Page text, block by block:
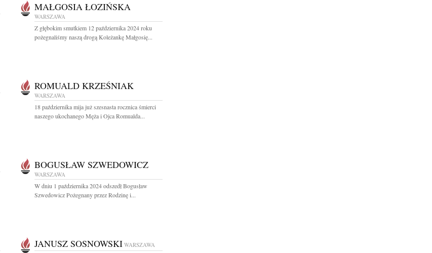
MAŁGOSIA ŁOZIŃSKA
WARSZAWA
Z głębokim smutkiem 12 października 2024 roku
pożegnaliśmy naszą drogą Koleżankę Małgosię...
ROMUALD KRZEŚNIAK
WARSZAWA
18 października mija już szesnasta rocznica śmierci
naszego ukochanego Męża i Ojca Romualda...
BOGUSŁAW SZWEDOWICZ
WARSZAWA
W dniu 1 października 2024 odszedł Bogusław
Szwedowicz Pożegnany przez Rodzinę i...
JANUSZ SOSNOWSKI WARSZAWA